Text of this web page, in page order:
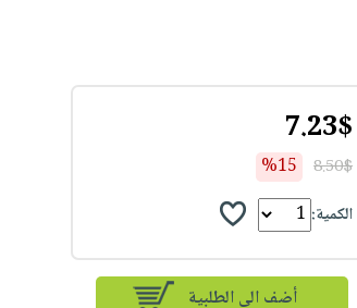
7.23$
8.50$
%15
الكمية:
أضف الى الطلبية